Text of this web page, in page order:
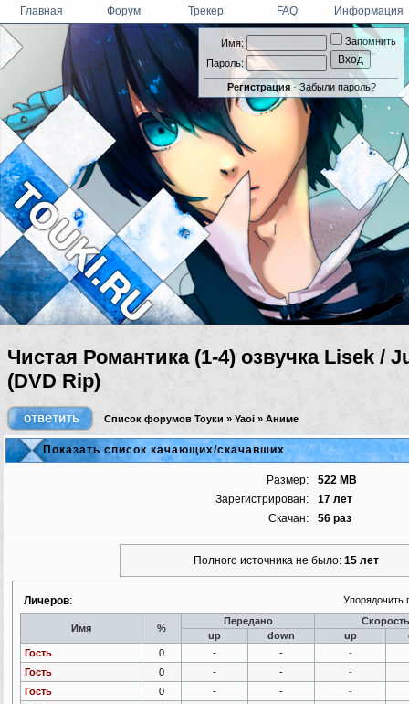
Имя:
Пароль:
Запомнить
Регистрация· Забыли пароль?
Главная Форум Трекер FAQ Информация
Чистая Романтика (1-4) озвучка Lisek /
(DVD Rip)
Список форумов Тоуки » Yaoi » Аниме
Показать список качающих/скачавших
Размер:
522 MB
Зарегистрирован:
17 лет
Скачан:
56 раз
Полного источника не было: 15 лет
Личеров: Упорядочить
Имя %
Передано
up
down up
Гость
0 - -
-
Гость
0 - -
-
Гость
0 - -
-